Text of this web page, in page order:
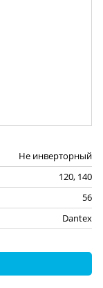
Не инверторный
120, 140
56
Dantex